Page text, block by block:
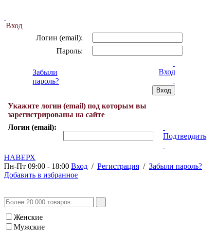
Вход
Логин (email):
Пароль:
Забыли
пароль?
Вход
Укажите логин (email) под которым вы
зарегистрированы на сайте
Логин (email):
Подтвердить
НАВЕРХ
Пн-Пт 09:00 - 18:00 Вход / Регистрация / Забыли пароль?
Добавить в избранное
Женские
Мужские